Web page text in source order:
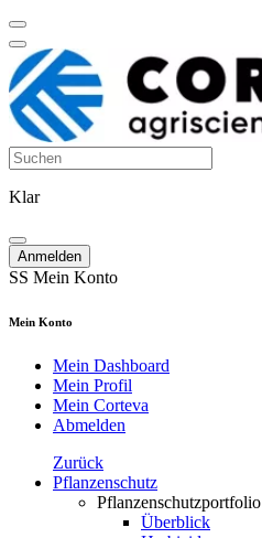
Klar
Anmelden
SS Mein Konto
Mein Konto
Mein Dashboard
Mein Profil
Mein Corteva
Abmelden
Zurück
Pflanzenschutz
Pflanzenschutzportfolio
Überblick